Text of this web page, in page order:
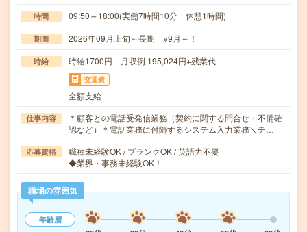
時間 09:50～18:00(実働7時間10分 休憩1時間)
期間 2026年09月上旬～長期 ※9月～！
時給 時給1700円 月収例 195,024円+残業代
交通費
全額支給
仕事内容
＊顧客との電話受発信業務（契約に関する問合せ・不備確
認など）＊電話業務に付随するシステム入力業務＼チ…
応募資格
職種未経験OK / ブランクOK / 英語力不要
◆業界・事務未経験OK！
職場の雰囲気
年齢層